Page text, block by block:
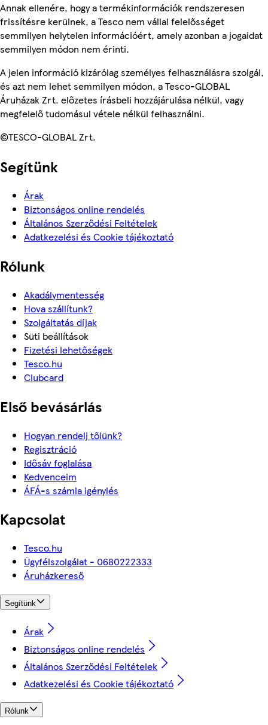
Annak ellenére, hogy a termékinformációk rendszeresen
frissítésre kerülnek, a Tesco nem vállal felelősséget
semmilyen helytelen információért, amely azonban a jogaidat
semmilyen módon nem érinti.
A jelen információ kizárólag személyes felhasználásra szolgál,
és azt nem lehet semmilyen módon, a Tesco-GLOBAL
Áruházak Zrt. előzetes írásbeli hozzájárulása nélkül, vagy
megfelelő tudomásul vétele nélkül felhasználni.
©TESCO-GLOBAL Zrt.
Segítünk
Árak
Biztonságos online rendelés
Általános Szerződési Feltételek
Adatkezelési és Cookie tájékoztató
Rólunk
Akadálymentesség
Hova szállítunk?
Szolgáltatás díjak
Süti beállítások
Fizetési lehetőségek
Tesco.hu
Clubcard
Első bevásárlás
Hogyan rendelj tőlünk?
Regisztráció
Idősáv foglalása
Kedvenceim
ÁFÁ-s számla igénylés
Kapcsolat
Tesco.hu
Ügyfélszolgálat - 0680222333
Áruházkereső
Segítünk
Árak
Biztonságos online rendelés
Általános Szerződési Feltételek
Adatkezelési és Cookie tájékoztató
Rólunk